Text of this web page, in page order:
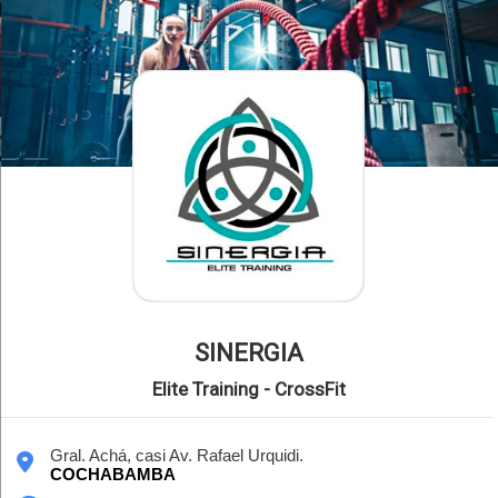
SINERGIA
Elite Training - CrossFit
Gral. Achá, casi Av. Rafael Urquidi.
COCHABAMBA